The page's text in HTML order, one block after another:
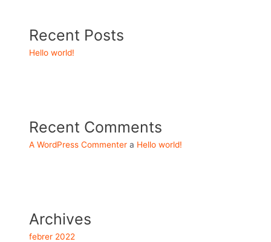
Recent Posts
Hello world!
Recent Comments
A WordPress Commenter a Hello world!
Archives
febrer 2022